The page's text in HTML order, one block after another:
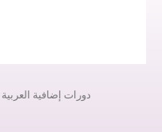
دورات إضافية العربية